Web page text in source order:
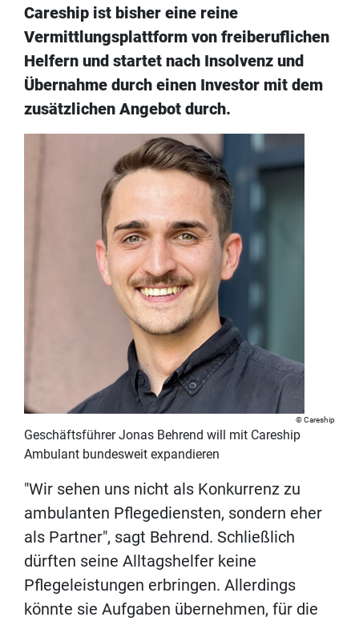
Careship ist bisher eine reine
Vermittlungsplattform von freiberuflichen
Helfern und startet nach Insolvenz und
Übernahme durch einen Investor mit dem
zusätzlichen Angebot durch.
Careship
Geschäftsführer Jonas Behrend will mit Careship
Ambulant bundesweit expandieren
"Wir sehen uns nicht als Konkurrenz zu
ambulanten Pflegediensten, sondern eher
als Partner", sagt Behrend. Schließlich
dürften seine Alltagshelfer keine
Pflegeleistungen erbringen. Allerdings
könnte sie Aufgaben übernehmen, für die